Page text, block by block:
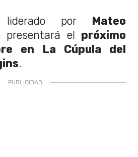
liderado por Mateo
presentará el próximo
en La Cúpula del
.